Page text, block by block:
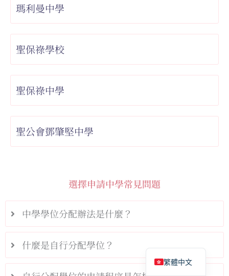
瑪利曼中學
聖保祿學校
聖保祿中學
聖公會鄧肇堅中學
選擇申請中學常見問題
中學學位分配辦法是什麼？
什麼是自行分配學位？
繁體中文